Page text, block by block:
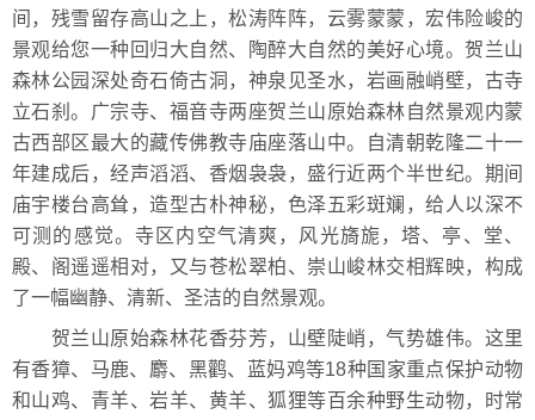
间，残雪留存高山之上，松涛阵阵，云雾蒙蒙，宏伟险峻的
景观给您一种回归大自然、陶醉大自然的美好心境。贺兰山
森林公园深处奇石倚古洞，神泉见圣水，岩画融峭壁，古寺
立石刹。广宗寺、福音寺两座贺兰山原始森林自然景观内蒙
古西部区最大的藏传佛教寺庙座落山中。自清朝乾隆二十一
年建成后，经声滔滔、香烟袅袅，盛行近两个半世纪。期间
庙宇楼台高耸，造型古朴神秘，色泽五彩斑斓，给人以深不
可测的感觉。寺区内空气清爽，风光旖旎，塔、亭、堂、
殿、阁遥遥相对，又与苍松翠柏、崇山峻林交相辉映，构成
了一幅幽静、清新、圣洁的自然景观。
贺兰山原始森林花香芬芳，山壁陡峭，气势雄伟。这里
有香獐、马鹿、麝、黑鹳、蓝妈鸡等18种国家重点保护动物
和山鸡、青羊、岩羊、黄羊、狐狸等百余种野生动物，时常